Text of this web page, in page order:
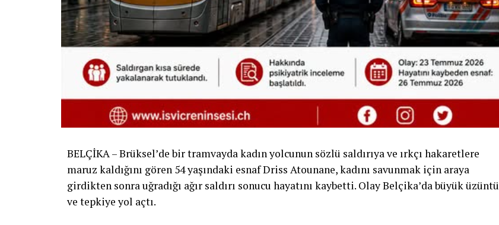
BELÇİKA – Brüksel’de bir tramvayda kadın yolcunun sözlü saldırıya ve ırkçı hakaretlere
maruz kaldığını gören 54 yaşındaki esnaf Driss Atounane, kadını savunmak için araya
girdikten sonra uğradığı ağır saldırı sonucu hayatını kaybetti. Olay Belçika’da büyük üzüntü
ve tepkiye yol açtı.